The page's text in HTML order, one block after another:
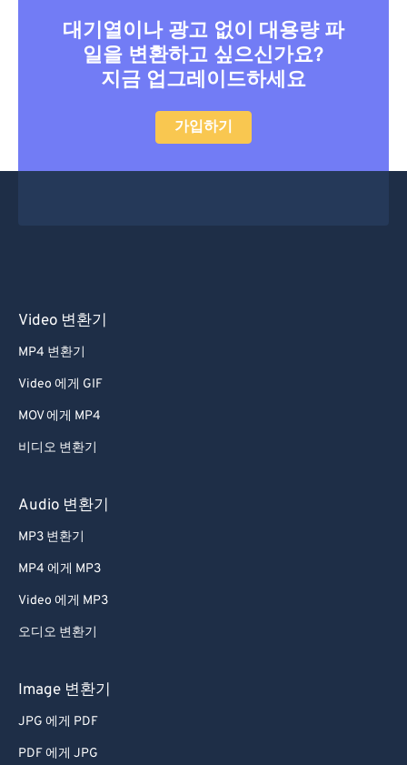
대기열이나 광고 없이 대용량 파
일을 변환하고 싶으신가요?
지금 업그레이드하세요
가입하기
Video 변환기
MP4 변환기
Video 에게 GIF
MOV 에게 MP4
비디오 변환기
Audio 변환기
MP3 변환기
MP4 에게 MP3
Video 에게 MP3
오디오 변환기
Image 변환기
JPG 에게 PDF
PDF 에게 JPG